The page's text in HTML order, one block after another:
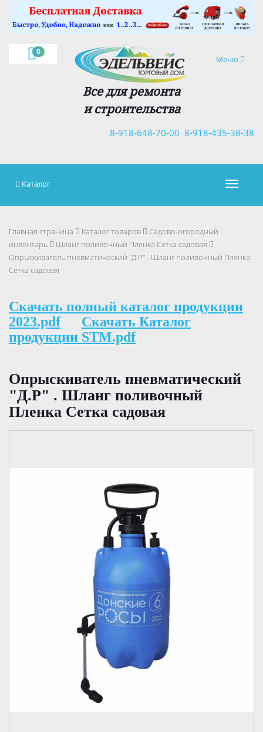
0
Навигация
Меню
Все для ремонта
и строительства
8-918-435-38-38
8-918-648-70-00
×
Каталог
Главная страница Каталог товаров
Садово-огородный
инвентарь
Шланг поливочный Пленка Сетка садовая
Опрыскиватель пневматический "Д.Р" . Шланг поливочный Пленка
Сетка садовая
Скачать полный каталог продукции
2023.pdf
Скачать Каталог
продукции STM.pdf
Опрыскиватель пневматический
"Д.Р" . Шланг поливочный
Пленка Сетка садовая